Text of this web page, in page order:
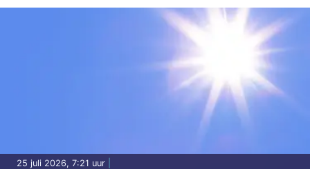
25 juli 2026, 7:21 uur